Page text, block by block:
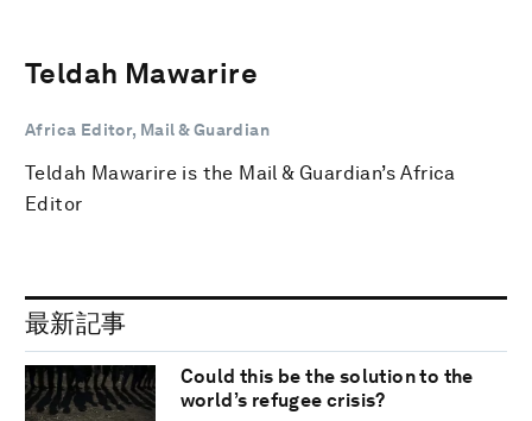
Teldah Mawarire
Africa Editor, Mail & Guardian
Teldah Mawarire is the Mail & Guardian’s Africa
Editor
最新記事
Could this be the solution to the
world’s refugee crisis?